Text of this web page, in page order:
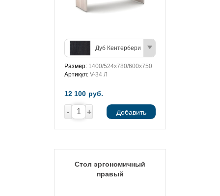
Дуб Кентербери
Размер: 1400/524х780/600х750
Артикул: V-34 Л
12 100 руб.
- + Добавить
Стол эргономичный
правый